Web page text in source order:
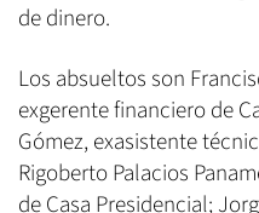
de dinero.
Los absueltos son
exgerente financiero de
Gómez, exasistente
Rigoberto Palacios
de Casa Presidencial;